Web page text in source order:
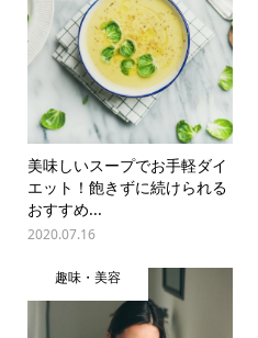
美味しいスープでお手軽ダイ
エット！飽きずに続けられる
おすすめ...
2020.07.16
趣味・美容